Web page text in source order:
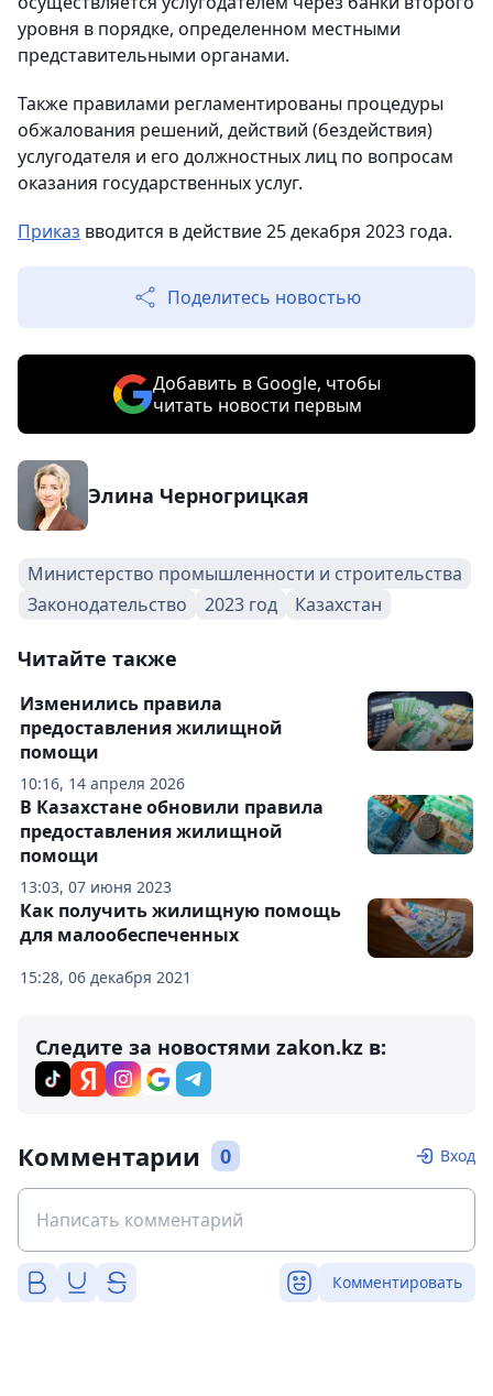
уровня в порядке, определенном местными
представительными органами.
Также правилами регламентированы процедуры
обжалования решений, действий (бездействия)
услугодателя и его должностных лиц по вопросам
оказания государственных услуг.
Приказ вводится в действие 25 декабря 2023 года.
Поделитесь новостью
Добавить в Google, чтобы
читать новости первым
Элина Черногрицкая
Министерство промышленности и строительства
Законодательство
2023 год Казахстан
Читайте также
10:16, 14 апреля 2026
Изменились правила
предоставления жилищной
помощи
13:03, 07 июня 2023
В Казахстане обновили правила
предоставления жилищной
помощи
15:28, 06 декабря 2021
Как получить жилищную помощь
для малообеспеченных
Следите за новостями zakon.kz в:
Комментарии 0 Вход
Комментировать